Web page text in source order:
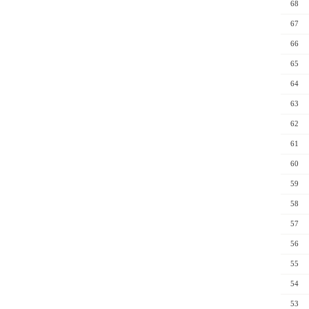
68
67
66
65
64
63
62
61
60
59
58
57
56
55
54
53